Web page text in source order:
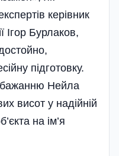
керівник
Ігор Бурлаков,
підготовку.
Нейла
висот у надійній
на ім’я